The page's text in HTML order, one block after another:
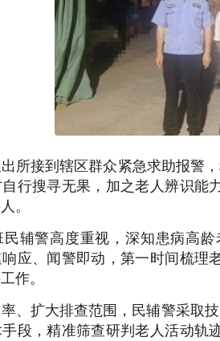
所接到辖区群众紧急求助报警
行搜寻无果，加之老人辨识能
。
辅警高度重视，深知患病高
应、闻警即动，第一时间梳理
作。
、扩大排查范围，民辅警采取
段，精准筛查研判老人活动轨